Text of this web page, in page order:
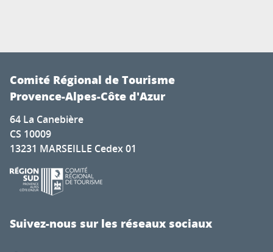
Comité Régional de Tourisme
Provence-Alpes-Côte d'Azur
64 La Canebière
CS 10009
13231 MARSEILLE Cedex 01
Suivez-nous sur les réseaux sociaux